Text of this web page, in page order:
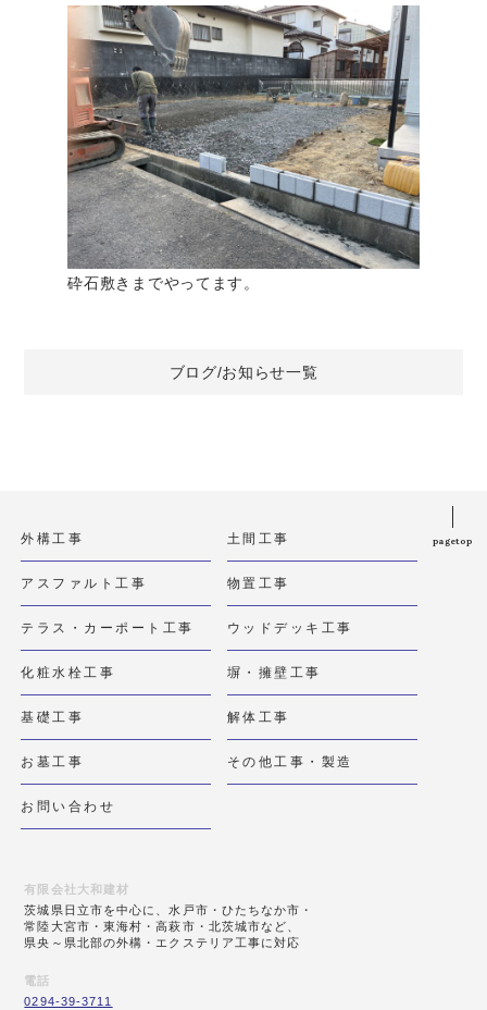
砕石敷きまでやってます。
ブログ/お知らせ一覧
外構工事 土間工事
アスファルト工事 物置工事
テラス・カーポート工事 ウッドデッキ工事
化粧水栓工事 塀・擁壁工事
基礎工事 解体工事
お墓工事 その他工事・製造
お問い合わせ
pagetop
有限会社大和建材
茨城県日立市を中心に、水戸市・ひたちなか市・
常陸大宮市・東海村・高萩市・北茨城市など、
県央～県北部の外構・エクステリア工事に対応
電話
0294-39-3711